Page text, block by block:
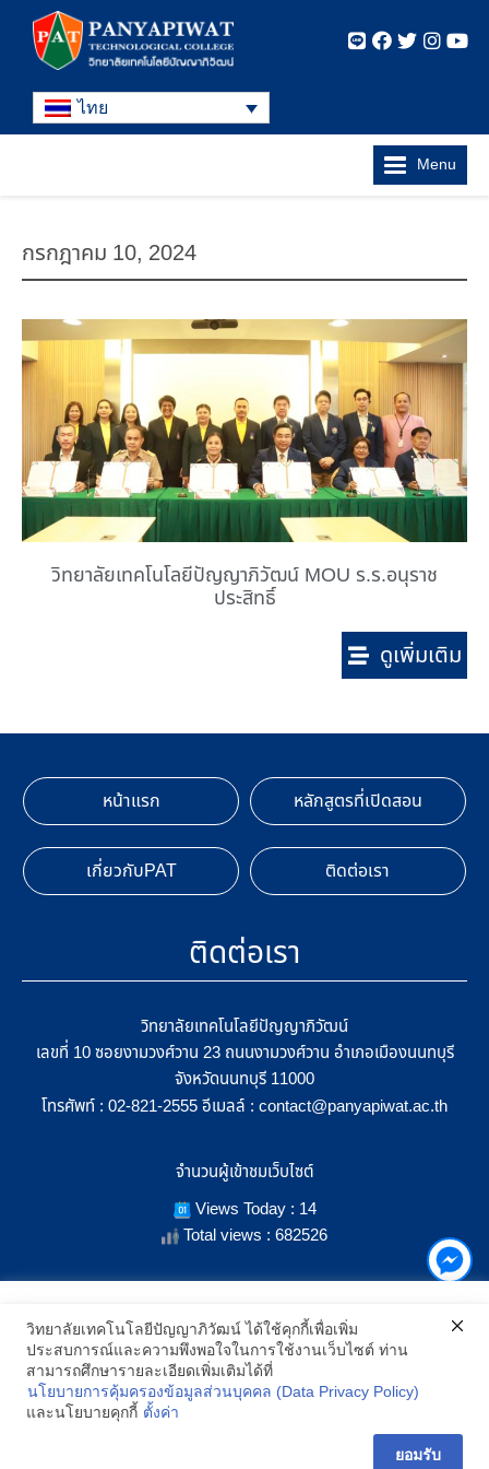
ไทย
Menu
กรกฎาคม 10, 2024
วิทยาลัยเทคโนโลยีปัญญาภิวัฒน์ MOU ร.ร.อนุราช
ประสิทธิ์
ดูเพิ่มเติม
หน้าแรก หลักสูตรที่เปิดสอน
เกี่ยวกับPAT ติดต่อเรา
ติดต่อเรา
วิทยาลัยเทคโนโลยีปัญญาภิวัฒน์
เลขที่ 10 ซอยงามวงศ์วาน 23 ถนนงามวงศ์วาน อำเภอเมืองนนทบุรี
จังหวัดนนทบุรี 11000
โทรศัพท์ : 02-821-2555 อีเมลล์ : contact@panyapiwat.ac.th
จำนวนผู้เข้าชมเว็บไซต์
Views Today : 14
Total views : 682526
SHOW LOCATION ON MAP
2021 All Rights Reserved © Panyapiwat Learning Center | Privacy
เราใช้คุกกี้เพื่อเพิ่มประสิทธิภาพ และประสบการณ์ที่ดีในการใช้งาน
เว็บไซต์ เมื่อคุณกดยอมรับเราจะสามารถเลือกแสดงสิ่งที่น่าสนใจสำหรับ
คุณได้โดยเฉพาะ และหากคุณต้องการเปลี่ยนการตั้งค่าของคุกกี้
สามารถเลือกตั้งค่าความยินยอมการใช้คุกกี้ได้ โดยคลิก "การตั้งค่า"
อ่านนโยบายคุกกี้เพิ่มเติม
วิทยาลัยเทคโนโลยีปัญญาภิวัฒน์ ได้ใช้คุกกี้เพื่อเพิ่ม
ประสบการณ์และความพึงพอใจในการใช้งานเว็บไซต์ ท่าน
สามารถศึกษารายละเอียดเพิ่มเติมได้ที่
นโยบายการคุ้มครองข้อมูลส่วนบุคคล (Data Privacy Policy)
และนโยบายคุกกี้ ตั้งค่า
ยอมรับ